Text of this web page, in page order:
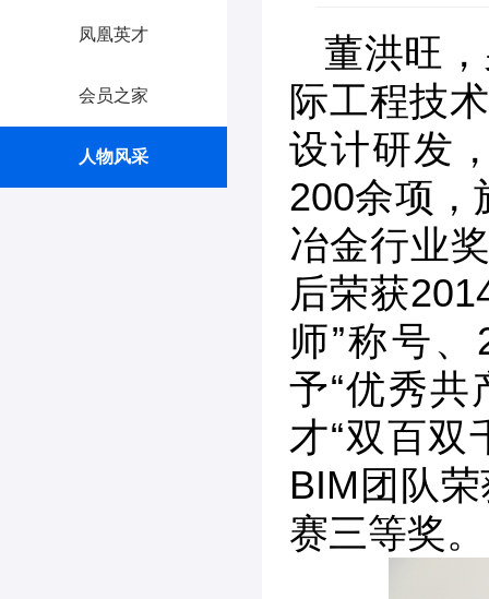
凤凰英才
会员之家
人物风采
董洪旺
际工程技
设计研发
200余项，
冶金行业
后荣获
师”称号
予“优秀共
才“双百双
BIM团队
赛三等奖。